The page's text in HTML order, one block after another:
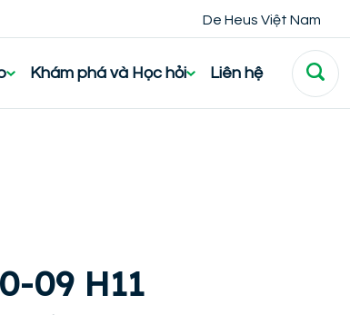
De Heus Việt Nam
Khám phá và Học hỏi Liên hệ
09 H11